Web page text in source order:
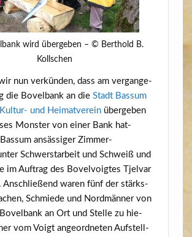
wird über­ge­ben – © Bert­hold B.
Kollschen
nun ver­kün­den, dass am ver­gan­ge­
die Bovel­bank an die Stadt Bas­sum
Kul­tur- und Hei­mat­ver­einüber­ge­ben
Mons­ter von einer Bank hat­
ansäs­si­ger Zim­mer­
Schwerst­ar­beit und Schweiß und
im Auf­trag des Bovel­voig­tes Tjel­var
Anschlie­ßend waren fünf der stärks­
Schmie­de und Nord­män­ner von
an Ort und Stel­le zu hie­
vom Voigt ange­ord­ne­ten Auf­stel­l­